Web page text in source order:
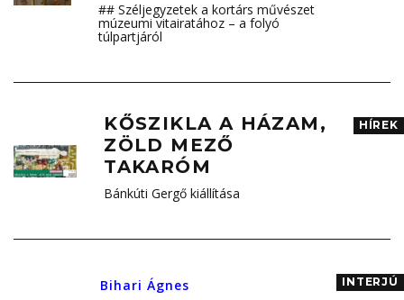
## Széljegyzetek a kortárs művészet
múzeumi vitairatához – a folyó
túlpartjáról
KŐSZIKLA A HÁZAM,
ZÖLD MEZŐ
TAKARÓM
Bánkúti Gergő kiállítása
HÍREK
Bihari Ágnes INTERJÚ